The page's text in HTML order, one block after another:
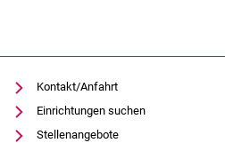
Kontakt/Anfahrt
Einrichtungen suchen
Stellenangebote